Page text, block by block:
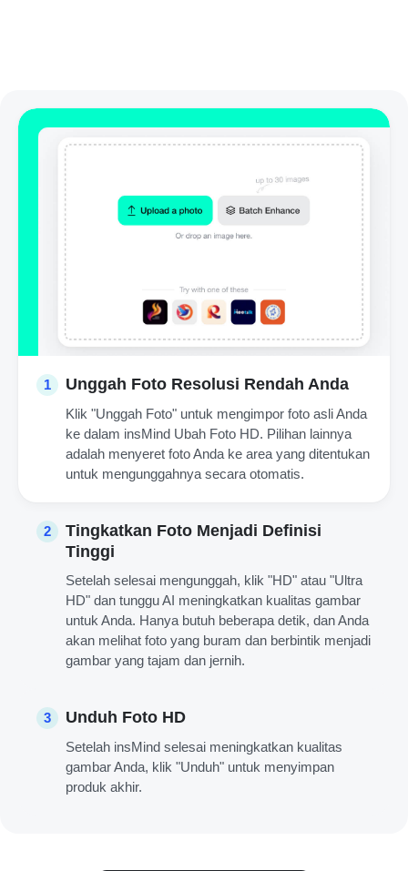
1 Unggah Foto Resolusi Rendah Anda
Klik "Unggah Foto" untuk mengimpor foto asli Anda
ke dalam insMind Ubah Foto HD. Pilihan lainnya
adalah menyeret foto Anda ke area yang ditentukan
untuk mengunggahnya secara otomatis.
2
Tingkatkan Foto Menjadi Definisi
Tinggi
Setelah selesai mengunggah, klik "HD" atau "Ultra
HD" dan tunggu AI meningkatkan kualitas gambar
untuk Anda. Hanya butuh beberapa detik, dan Anda
akan melihat foto yang buram dan berbintik menjadi
gambar yang tajam dan jernih.
3 Unduh Foto HD
Setelah insMind selesai meningkatkan kualitas
gambar Anda, klik "Unduh" untuk menyimpan
produk akhir.